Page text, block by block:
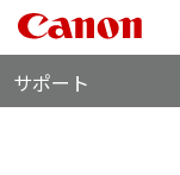
サポート